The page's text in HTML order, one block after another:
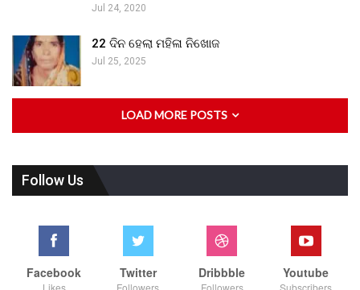
Jul 24, 2020
22 ଦିନ ହେଲା ମହିଳା ନିଖୋଜ
Jul 25, 2025
LOAD MORE POSTS
Follow Us
Facebook
Likes
Twitter
Followers
Dribbble
Followers
Youtube
Subscribers